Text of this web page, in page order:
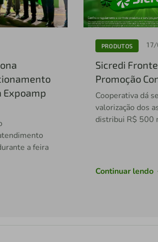
Expoamp
a feira
PRODUTOS
Sicredi
Promoção
Cooperativa dá
valorização dos
distribui R$ 500
Continuar lendo